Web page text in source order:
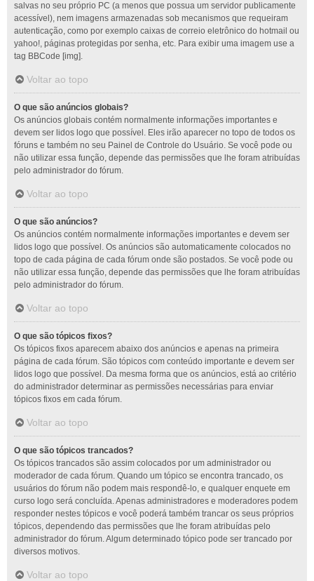
salvas no seu próprio PC (a menos que possua um servidor publicamente
acessível), nem imagens armazenadas sob mecanismos que requeiram
autenticação, como por exemplo caixas de correio eletrônico do hotmail ou
yahoo!, páginas protegidas por senha, etc. Para exibir uma imagem use a
tag BBCode [img].
Voltar ao topo
O que são anúncios globais?
Os anúncios globais contém normalmente informações importantes e
devem ser lidos logo que possível. Eles irão aparecer no topo de todos os
fóruns e também no seu Painel de Controle do Usuário. Se você pode ou
não utilizar essa função, depende das permissões que lhe foram atribuídas
pelo administrador do fórum.
Voltar ao topo
O que são anúncios?
Os anúncios contém normalmente informações importantes e devem ser
lidos logo que possível. Os anúncios são automaticamente colocados no
topo de cada página de cada fórum onde são postados. Se você pode ou
não utilizar essa função, depende das permissões que lhe foram atribuídas
pelo administrador do fórum.
Voltar ao topo
O que são tópicos fixos?
Os tópicos fixos aparecem abaixo dos anúncios e apenas na primeira
página de cada fórum. São tópicos com conteúdo importante e devem ser
lidos logo que possível. Da mesma forma que os anúncios, está ao critério
do administrador determinar as permissões necessárias para enviar
tópicos fixos em cada fórum.
Voltar ao topo
O que são tópicos trancados?
Os tópicos trancados são assim colocados por um administrador ou
moderador de cada fórum. Quando um tópico se encontra trancado, os
usuários do fórum não podem mais respondê-lo, e qualquer enquete em
curso logo será concluída. Apenas administradores e moderadores podem
responder nestes tópicos e você poderá também trancar os seus próprios
tópicos, dependendo das permissões que lhe foram atribuídas pelo
administrador do fórum. Algum determinado tópico pode ser trancado por
diversos motivos.
Voltar ao topo